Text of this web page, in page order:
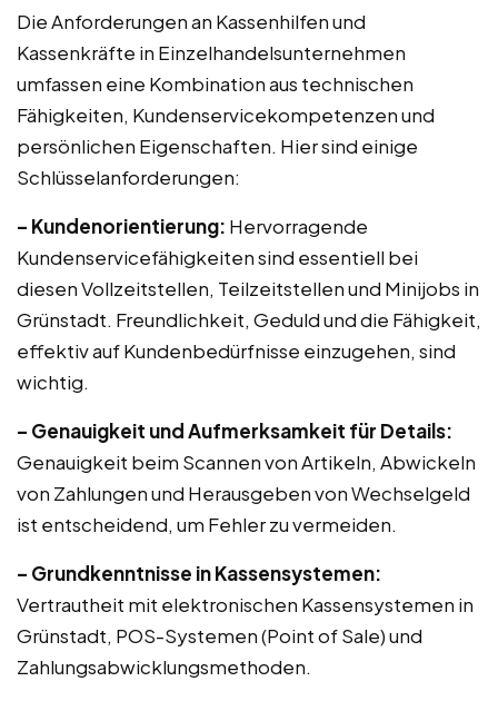
Die Anforderungen an Kassenhilfen und
Kassenkräfte in Einzelhandelsunternehmen
umfassen eine Kombination aus technischen
Fähigkeiten, Kundenservicekompetenzen und
persönlichen Eigenschaften. Hier sind einige
Schlüsselanforderungen:
– Kundenorientierung: Hervorragende
Kundenservicefähigkeiten sind essentiell bei
diesen Vollzeitstellen, Teilzeitstellen und Minijobs in
Grünstadt. Freundlichkeit, Geduld und die Fähigkeit,
effektiv auf Kundenbedürfnisse einzugehen, sind
wichtig.
– Genauigkeit und Aufmerksamkeit für Details:
Genauigkeit beim Scannen von Artikeln, Abwickeln
von Zahlungen und Herausgeben von Wechselgeld
ist entscheidend, um Fehler zu vermeiden.
– Grundkenntnisse in Kassensystemen:
Vertrautheit mit elektronischen Kassensystemen in
Grünstadt, POS-Systemen (Point of Sale) und
Zahlungsabwicklungsmethoden.